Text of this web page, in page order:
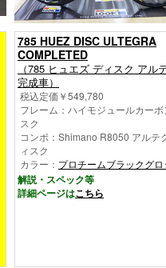
785 HUEZ DISC ULTEGRA
COMPLETED
（785 ヒュエズ ディスク アル
完成車）
税込定価￥549,780
フレーム：ハイモジュールカー
スク
コンポ：Shimano R8050 アルテ
ィスク
カラー： プロチームブラックグ
解説・スペック等
詳細ページはこちら